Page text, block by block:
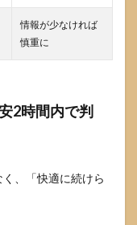
情報が少なければ
慎重に
2時間内で判
、「快適に続けら